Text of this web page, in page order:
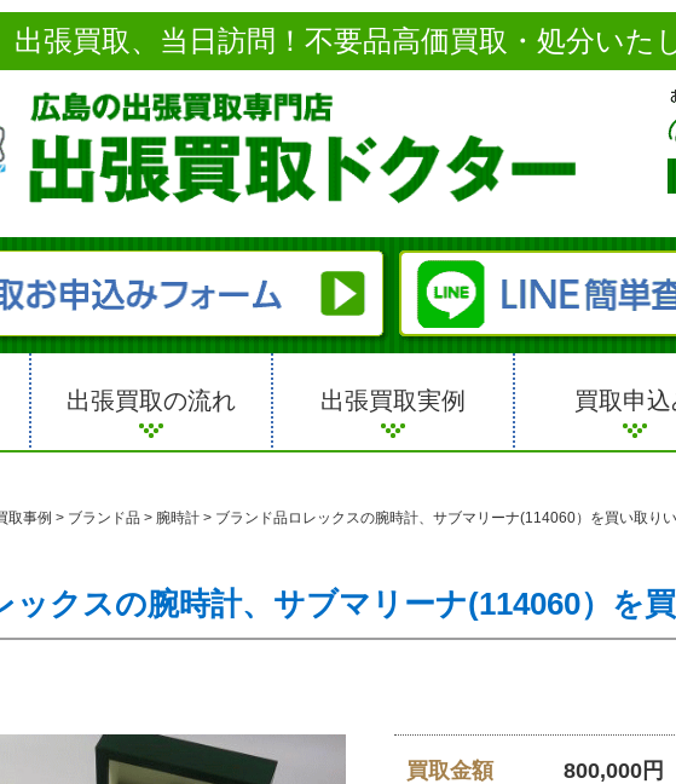
出張買取、当日訪問！不要品高価買取・処分いた
出張買取の流れ 出張買取実例 買取申込
取事例 > ブランド品 > 腕時計 > ブランド品ロレックスの腕時計、サブマリーナ(114060）を買い取り
ックスの腕時計、サブマリーナ(114060）を
買取金額 800,000円